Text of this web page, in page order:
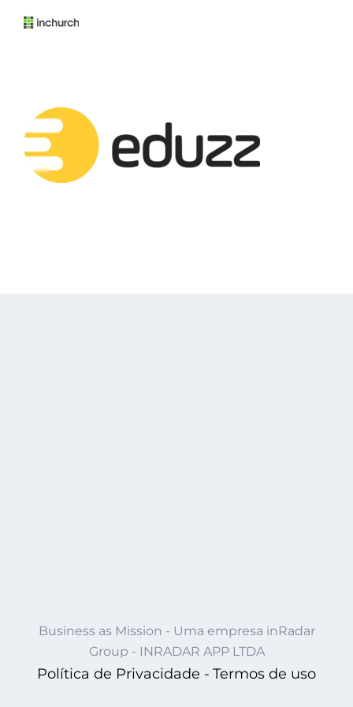
Business as Mission - Uma empresa inRadar
Group - INRADAR APP LTDA
Política de Privacidade - Termos de uso